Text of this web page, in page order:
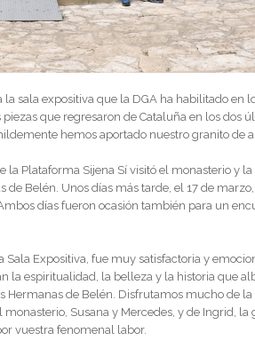
la sala expositiva que la DGA ha habilitado en
que regresaron de Cataluña en los dos
hemos aportado nuestro granito de
la Plataforma Sijena Sí visitó el monasterio y
de Belén. Unos días más tarde, el 17 de
días fueron ocasión también para un
Sala Expositiva, fue muy satisfactoria y
la espiritualidad, la belleza y la historia que
Hermanas de Belén. Disfrutamos mucho de
Susana y Mercedes, y de Ingrid,
vuestra fenomenal labor.